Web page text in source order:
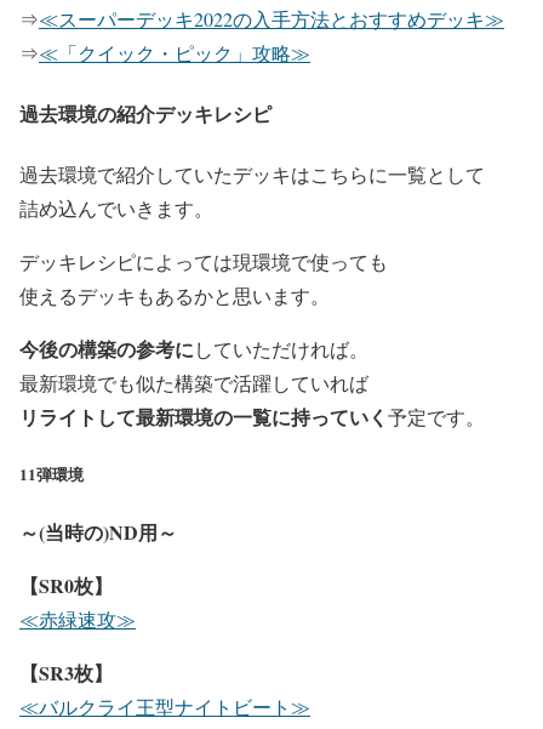
⇒≪スーパーデッキ2022の入手方法とおすすめデッキ≫
⇒≪「クイック・ピック」攻略≫
過去環境の紹介デッキレシピ
過去環境で紹介していたデッキはこちらに一覧として
詰め込んでいきます。
デッキレシピによっては現環境で使っても
使えるデッキもあるかと思います。
今後の構築の参考にしていただければ。
最新環境でも似た構築で活躍していれば
リライトして最新環境の一覧に持っていく 予定です。
11弾環境
～(当時の)ND用～
【SR0枚】
≪赤緑速攻≫
【SR3枚】
≪バルクライ王型ナイトビート≫